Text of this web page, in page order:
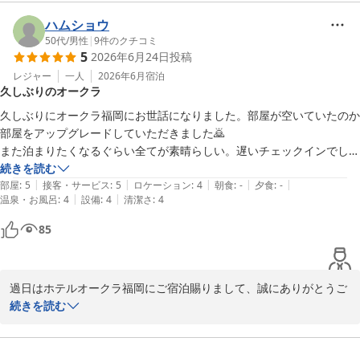
だける時間を提供するべきであり、心よりお詫び申し上げます。少
しでも快適にお過ごしいただけるように、いただいたご意見を無駄
にせずスタッフ一同精進してまいります。もし機会がございました
ホテルオークラ福岡
ハムショウ
50代/男性 |9件のクチコミ
5 2026年6月24日投稿
レジャー 一人 2026年6月宿泊
久しぶりのオークラ
久しぶりにオークラ福岡にお世話になりました。部屋が空いていたのか
部屋をアップグレードしていただきました🙇
また泊まりたくなるぐらい全てが素晴らしい。遅いチェックインでした
が次はもっと早くに行って好きな桃花林や高玉で食事をするのもいいな
😚またよろしくお願いします🙂‍↕️
続きを読む
部屋: 5 | 接客・サービス: 5 | ロケーション: 4 | 朝食: - | 夕食: - |
温泉・お風呂: 4 | 設備: 4 | 清潔さ: 4
85
過日はホテルオークラ福岡にご宿泊賜りまして、誠にありがとうご
ざいます。お褒めのお言葉を頂戴し大変嬉しく存じます。次回はぜ
時間を気にせずにお過ごしいただくことは、また格別かと存じま
続きを読む